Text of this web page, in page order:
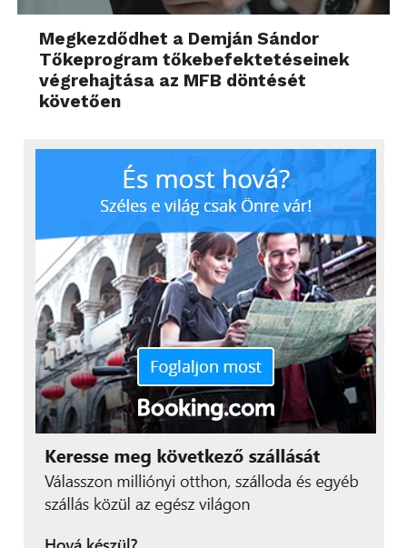
Megkezdődhet a Demján Sándor
Tőkeprogram tőkebefektetéseinek
végrehajtása az MFB döntését
követően